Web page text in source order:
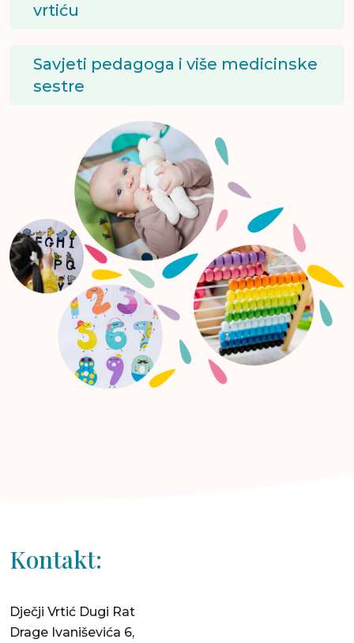
vrtiću
Savjeti pedagoga i više medicinske
sestre
Kontakt:
Dječji Vrtić Dugi Rat
Drage Ivaniševića 6,